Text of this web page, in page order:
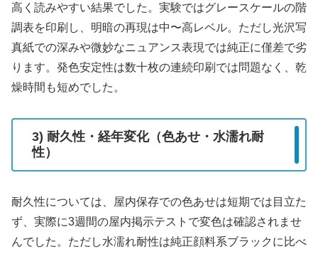
高く読みやすい結果でした。実験ではグレースケールの階
調表を印刷し、明暗の再現は中〜高レベル。ただし光沢写
真紙での深みや微妙なニュアンス表現では純正に僅差で劣
ります。発色安定性は数十枚の連続印刷では問題なく、乾
燥時間も短めでした。
3) 耐久性・経年変化（色あせ・水濡れ耐
性）
耐久性については、屋内保存での色あせは短期では目立た
ず、実際に3週間の屋内掲示テストで変色は確認されませ
んでした。ただし水濡れ耐性は純正顔料系ブラックに比べ